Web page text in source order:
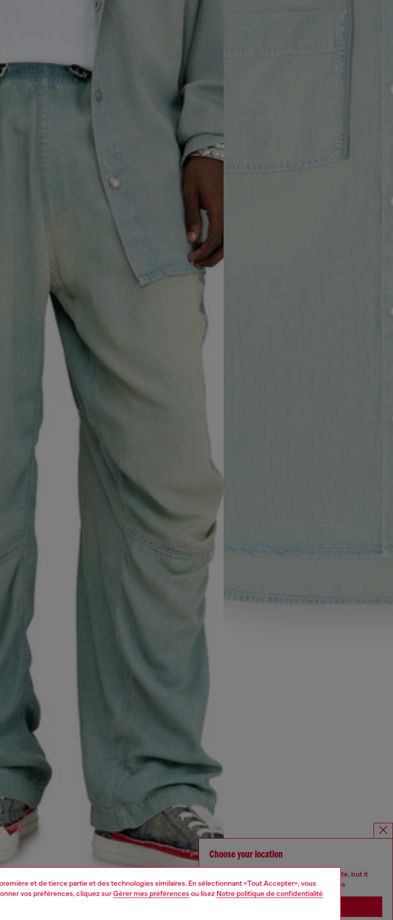
et de tierce partie et des technologies similaires. En sélectionnant «Tout Accepter», vous
vos préférences, cliquez surGérer mes préférences ou lisez Notre politique de confidentialité
Choose your location
You are currently browsing France website, but it
seems you may be based in United States